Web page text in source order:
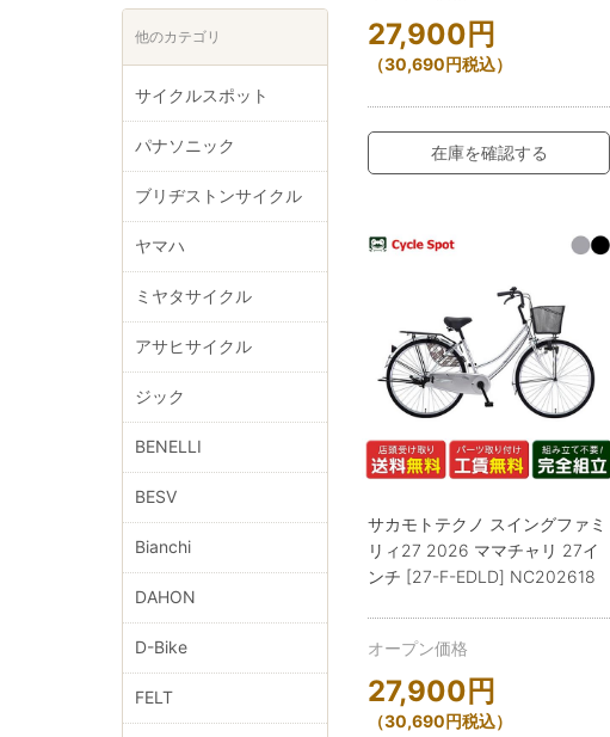
27,900 円
（30,690円税込）
在庫を確認する
サカモトテクノ スイングファミ
リィ27 2026 ママチャリ 27イ
ンチ [27-F-EDLD] NC202618
オープン価格
27,900 円
（30,690円税込）
他のカテゴリ
サイクルスポット
パナソニック
ブリヂストンサイクル
ヤマハ
ミヤタサイクル
アサヒサイクル
ジック
BENELLI
BESV
Bianchi
DAHON
D-Bike
FELT